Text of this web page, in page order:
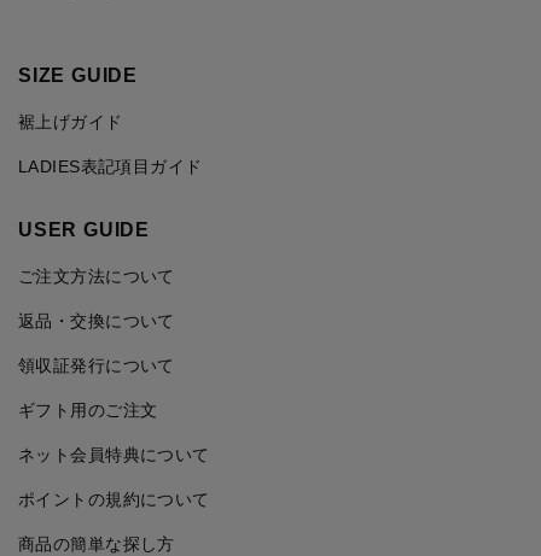
SIZE GUIDE
裾上げガイド
LADIES表記項目ガイド
USER GUIDE
ご注文方法について
返品・交換について
領収証発行について
ギフト用のご注文
ネット会員特典について
ポイントの規約について
商品の簡単な探し方